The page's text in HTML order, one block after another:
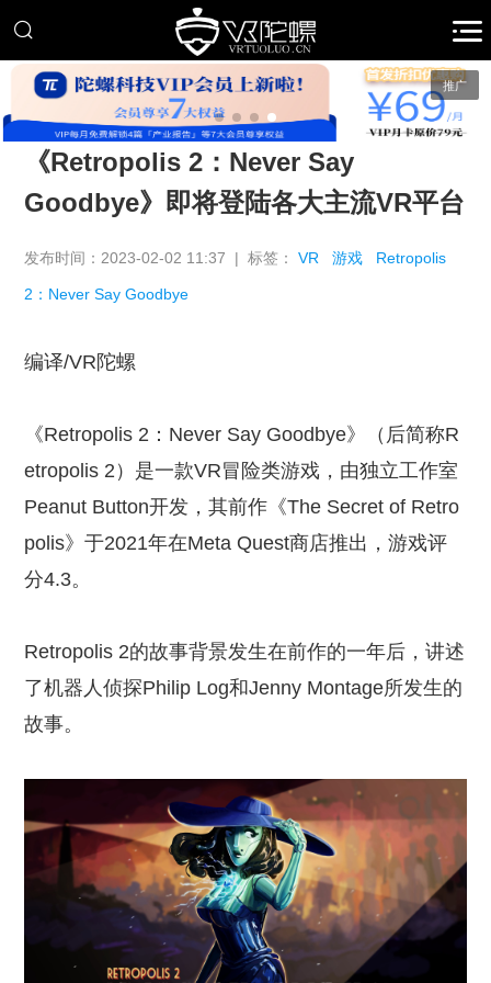
推广
《Retropolis 2：Never Say
Goodbye》即将登陆各大主流VR平台
发布时间：2023-02-02 11:37 | 标签：VR 游戏 Retropolis
2：Never Say Goodbye
编译/VR陀螺
《Retropolis 2：Never Say Goodbye》（后简称R
etropolis 2）是一款VR冒险类游戏，由独立工作室
Peanut Button开发，其前作《The Secret of Retro
polis》于2021年在Meta Quest商店推出，游戏评
分4.3。
Retropolis 2的故事背景发生在前作的一年后，讲述
了机器人侦探Philip Log和Jenny Montage所发生的
故事。